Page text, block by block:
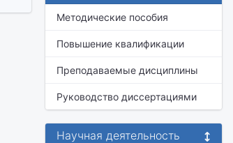
Методические пособия
Повышение квалификации
Преподаваемые дисциплины
Руководство диссертациями
Научная деятельность